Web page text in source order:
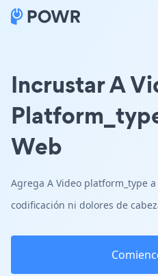
Incrustar A
Web
Agrega A Video platform_type
codificación ni dolores de